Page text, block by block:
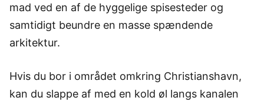
mad ved en af de hyggelige spisesteder og
samtidigt beundre en masse spændende
arkitektur.
Hvis du bor i området omkring Christianshavn,
kan du slappe af med en kold øl langs kanalen